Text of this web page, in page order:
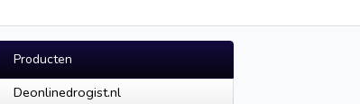
Producten
Deonlinedrogist.nl